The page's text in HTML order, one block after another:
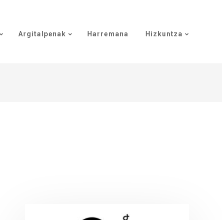
Argitalpenak Harremana Hizkuntza